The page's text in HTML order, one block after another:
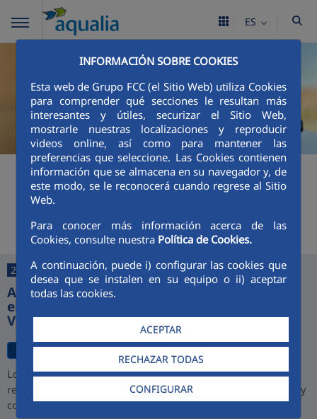
INFORMACIÓN SOBRE COOKIES
Esta web de Grupo FCC (el Sitio Web) utiliza Cookies
para comprender qué secciones le resultan más
interesantes y útiles, securizar el Sitio Web,
mostrarle nuestras localizaciones y reproducir
videos online, así como para mantener las
preferencias que seleccione. Las Cookies contienen
información que se almacena en su navegador y, de
este modo, se le reconocerá cuando regrese al Sitio
Web.
Para conocer más información acerca de las
Cookies, consulte nuestra Política de Cookies.
A continuación, puede i) configurar las cookies que
desea que se instalen en su equipo o ii) aceptar
todas las cookies.
ACEPTAR
RECHAZAR TODAS
CONFIGURAR
ES
+ Buscador
Últimas noticias
25/06/2026
Aquajerez digitaliza la gestión del agua con
el lanzamiento de sus nuevas App y Oficina
Virtual
Los nuevos canales permiten a los ciudadanos de Jerez
realizar todos sus trámites sin esperas, sin desplazamientos y
con disponibilidad total las 24 horas los 365 días del año